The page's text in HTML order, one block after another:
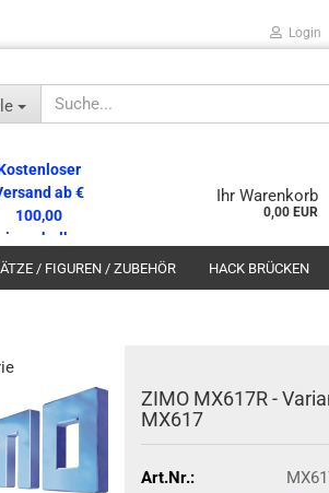
Login
ab €
100,00
innerhalb
Ihr Warenkorb
0,00 EUR
/ FIGUREN / ZUBEHÖR HACK BRÜCKEN
ZIMO MX617R -
MX617
Art.Nr.: